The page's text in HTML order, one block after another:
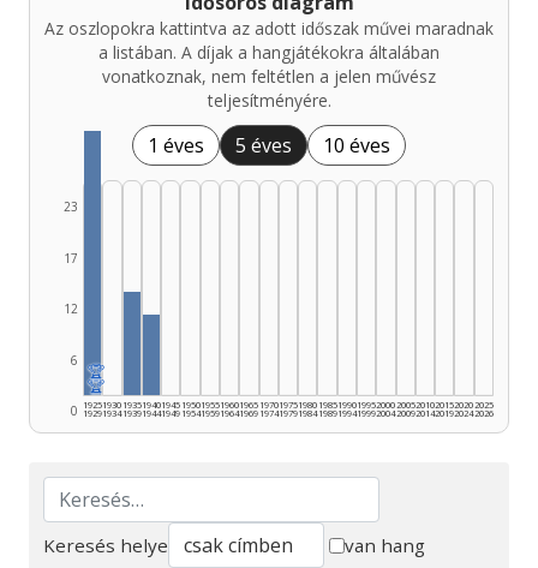
Az oszlopokra kattintva az adott időszak művei maradnak
a listában. A díjak a hangjátékokra általában
vonatkoznak, nem feltétlen a jelen művész
teljesítményére.
1 éves 5 éves 10 éves
0
6
12
17
23
🏆
🏆
1925
1929
1930
1934
1935
1939
1940
1944
1945
1949
1950
1954
1955
1959
1960
1964
1965
1969
1970
1974
1975
1979
1980
1984
1985
1989
1990
1994
1995
1999
2000
2004
2005
2009
2010
2014
2015
2019
2020
2024
2025
2026
Keresés helye
van hang